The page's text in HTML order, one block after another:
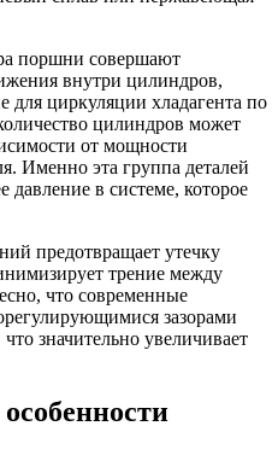
поршни совершают
внутри цилиндров,
для циркуляции хладагента по
цилиндров может
от мощности
Именно эта группа деталей
давление в системе, которое
предотвращает утечку
трение между
что современные
зазорами
значительно увеличивает